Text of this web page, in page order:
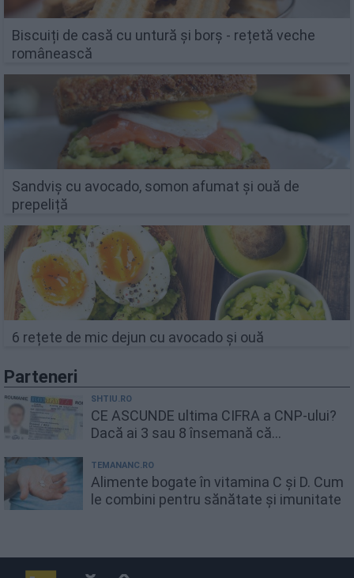
Biscuiți de casă cu untură și borș - rețetă veche
românească
Sandviș cu avocado, somon afumat și ouă de
prepeliță
6 rețete de mic dejun cu avocado și ouă
Parteneri
SHTIU.RO
CE ASCUNDE ultima CIFRA a CNP-ului?
Dacă ai 3 sau 8 însemană că...
TEMANANC.RO
Alimente bogate în vitamina C și D. Cum
le combini pentru sănătate și imunitate